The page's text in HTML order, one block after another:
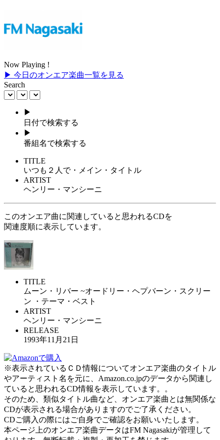
Now Playing !
▶ 今日のオンエア楽曲一覧を見る
Search
▶
日付で検索する
▶
番組名で検索する
TITLE
いつも２人で・メイン・タイトル
ARTIST
ヘンリー・マンシーニ
このオンエア曲に関連していると思われるCDを
関連度順に表示しています。
TITLE
ムーン・リバー ~オードリー・ヘプバーン・スクリー
ン ・テーマ・ベスト
ARTIST
ヘンリー・マンシーニ
RELEASE
1993年11月21日
※表示されているＣＤ情報についてオンエア楽曲のタイトル
やアーティスト名を元に、Amazon.co.jpのデータから関連し
ていると思われるCD情報を表示しています。。
そのため、類似タイトル曲など、オンエア楽曲とは無関係な
CDが表示される場合がありますのでご了承ください。
CDご購入の際にはご自身でご確認をお願いいたします。
本ページ上のオンエア楽曲データはFM Nagasakiが管理して